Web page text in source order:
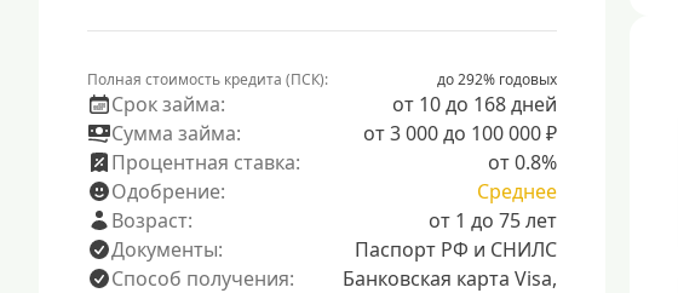
Полная стоимость кредита (ПСК): до 292% годовых
Срок займа:
от 10 до 168 дней
Сумма займа:
от 3 000 до 100 000 ₽
Процентная ставка:
от 0.8%
Одобрение:
Среднее
Возраст:
от 1 до 75 лет
Документы:
Паспорт РФ и СНИЛС
Способ получения:
Банковская карта Visa,